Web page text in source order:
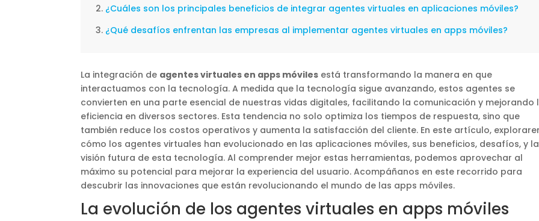
¿Cuáles son los principales beneficios de integrar agentes virtuales en aplicaciones móviles?
¿Qué desafíos enfrentan las empresas al implementar agentes virtuales en apps móviles?
La integración de agentes virtuales en apps móviles está transformando la manera en que
interactuamos con la tecnología. A medida que la tecnología sigue avanzando, estos agentes se
convierten en una parte esencial de nuestras vidas digitales, facilitando la comunicación y mejorando
eficiencia en diversos sectores. Esta tendencia no solo optimiza los tiempos de respuesta, sino que
también reduce los costos operativos y aumenta la satisfacción del cliente. En este artículo,
cómo los agentes virtuales han evolucionado en las aplicaciones móviles, sus beneficios, desafíos, y la
visión futura de esta tecnología. Al comprender mejor estas herramientas, podemos aprovechar al
máximo su potencial para mejorar la experiencia del usuario. Acompáñanos en este recorrido para
descubrir las innovaciones que están revolucionando el mundo de las apps móviles.
La evolución de los agentes virtuales en apps móviles